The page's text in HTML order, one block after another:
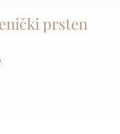
prsten